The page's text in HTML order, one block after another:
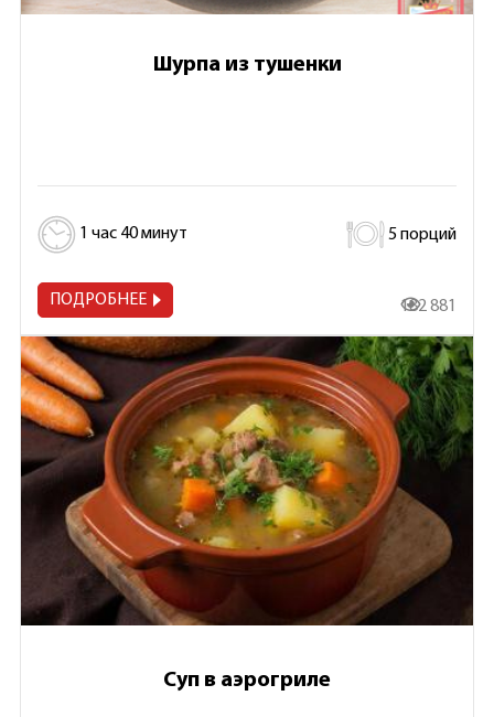
Шурпа из тушенки
1 час 40 минут 5 порций
ПОДРОБНЕЕ 182 881
Суп в аэрогриле